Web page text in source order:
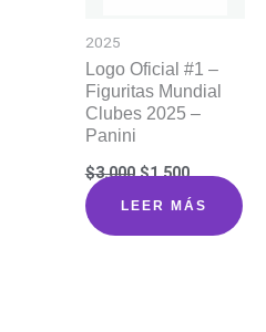
2025
Logo Oficial #1 –
Figuritas Mundial
Clubes 2025 –
Panini
$3.000 El
original
$1.500El
precio
actual
LEER MÁS